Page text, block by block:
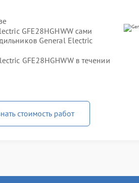
GFE28HGHWW сами
General Electric
GFE28HGHWW в течении
стоимость работ